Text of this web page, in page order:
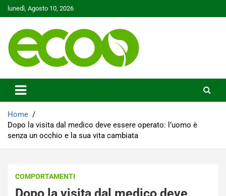
Skip
to
lunedì, Agosto 10, 2026
Ecoo.it
Home
Dopo la visita dal medico deve essere operato: l’uomo è
senza un occhio e la sua vita cambiata
COMPORTAMENTI